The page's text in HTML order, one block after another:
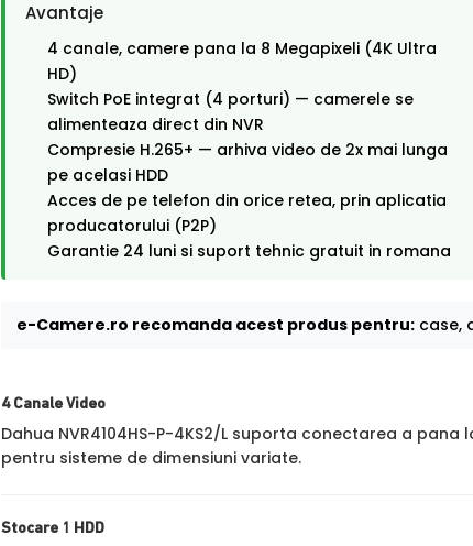
Avantaje
4 canale, camere pana la 8 Megapixeli (4K Ultra
HD)
Switch PoE integrat (4 porturi) — camerele se
alimenteaza direct din NVR
Compresie H.265+ — arhiva video de 2x mai lunga
pe acelasi HDD
Acces de pe telefon din orice retea, prin aplicatia
producatorului (P2P)
Garantie 24 luni si suport tehnic gratuit in romana
e-Camere.ro recomanda acest produs pentru: case,
4 Canale Video
Dahua NVR4104HS-P-4KS2/L suporta conectarea a pana
pentru sisteme de dimensiuni variate.
Stocare 1 HDD